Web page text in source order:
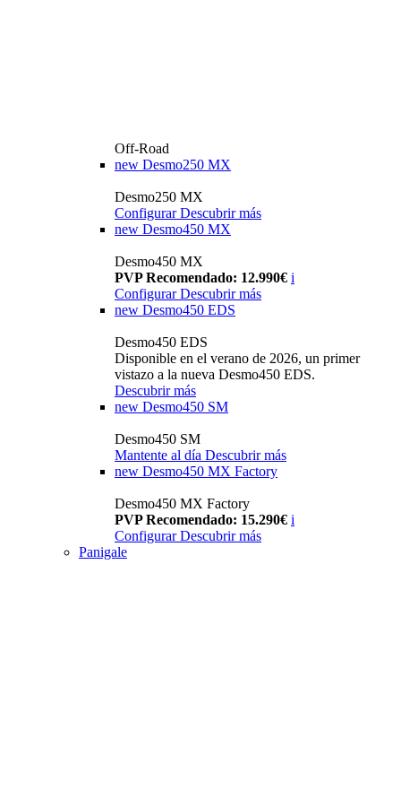
Off-Road
new Desmo250 MX
Desmo250 MX
Configurar Descubrir más
new Desmo450 MX
Desmo450 MX
PVP Recomendado: 12.990€ i
Configurar Descubrir más
new Desmo450 EDS
Desmo450 EDS
Disponible en el verano de 2026, un primer
vistazo a la nueva Desmo450 EDS.
Descubrir más
new Desmo450 SM
Desmo450 SM
Mantente al día Descubrir más
new Desmo450 MX Factory
Desmo450 MX Factory
PVP Recomendado: 15.290€ i
Configurar Descubrir más
Panigale